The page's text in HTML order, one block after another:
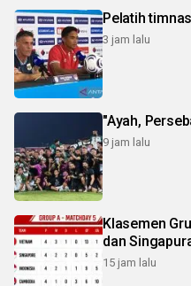
Pelatih
3 jam lalu
"Ayah,
9 jam lalu
Klasemen
dan
15 jam lalu